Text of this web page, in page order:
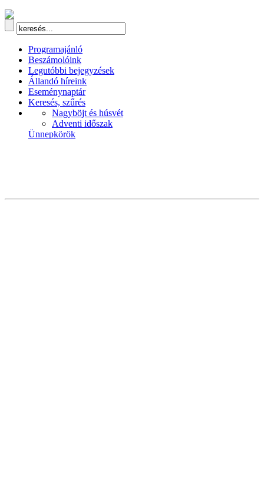
Programajánló
Beszámolóink
Legutóbbi bejegyzések
Állandó híreink
Eseménynaptár
Keresés, szűrés
Nagyböjt és húsvét
Adventi időszak
Ünnepkörök